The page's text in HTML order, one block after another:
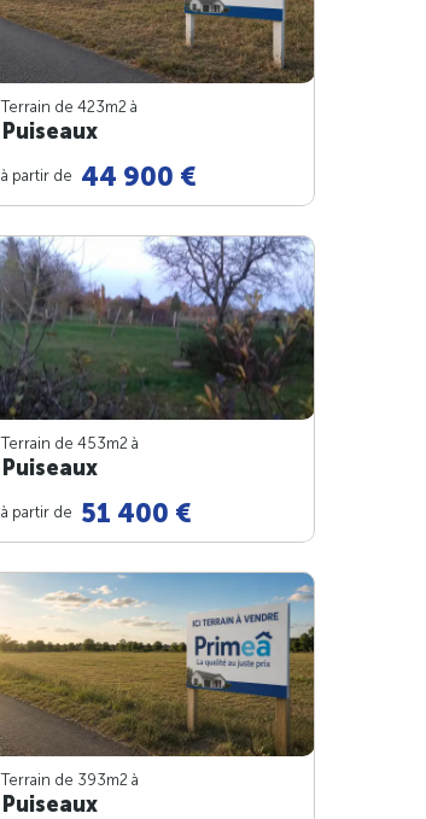
Terrain de 423m2 à
Puiseaux
à partir de 44 900 €
Terrain de 453m2 à
Puiseaux
à partir de 51 400 €
Terrain de 393m2 à
Puiseaux